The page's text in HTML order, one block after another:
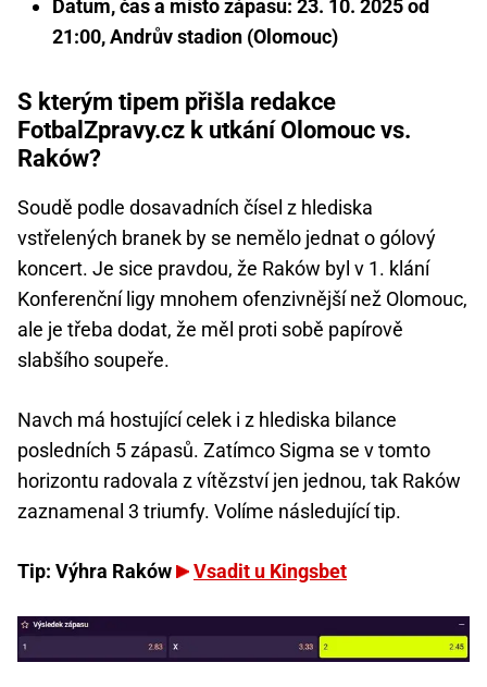
Datum, čas a místo zápasu: 23. 10. 2025 od
21:00, Andrův stadion (Olomouc)
S kterým tipem přišla redakce
FotbalZpravy.cz k utkání Olomouc vs.
Raków?
Soudě podle dosavadních čísel z hlediska
vstřelených branek by se nemělo jednat o gólový
koncert. Je sice pravdou, že Raków byl v 1. klání
Konferenční ligy mnohem ofenzivnější než Olomouc,
ale je třeba dodat, že měl proti sobě papírově
slabšího soupeře.
Navch má hostující celek i z hlediska bilance
posledních 5 zápasů. Zatímco Sigma se v tomto
horizontu radovala z vítězství jen jednou, tak Raków
zaznamenal 3 triumfy. Volíme následující tip.
Tip: Výhra Raków Vsadit u Kingsbet